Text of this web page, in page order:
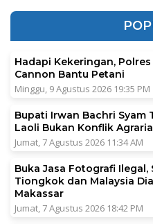
Hadapi Kekeringan,
Cannon Bantu Petani
Minggu, 9 Agustus 2026 19:35 PM
Bupati Irwan Bachri Syam
Laoli Bukan Konflik Agraria
Jumat, 7 Agustus 2026 11:34 AM
Buka Jasa Fotografi Ilegal,
Tiongkok dan Malaysia
Makassar
Jumat, 7 Agustus 2026 18:42 PM